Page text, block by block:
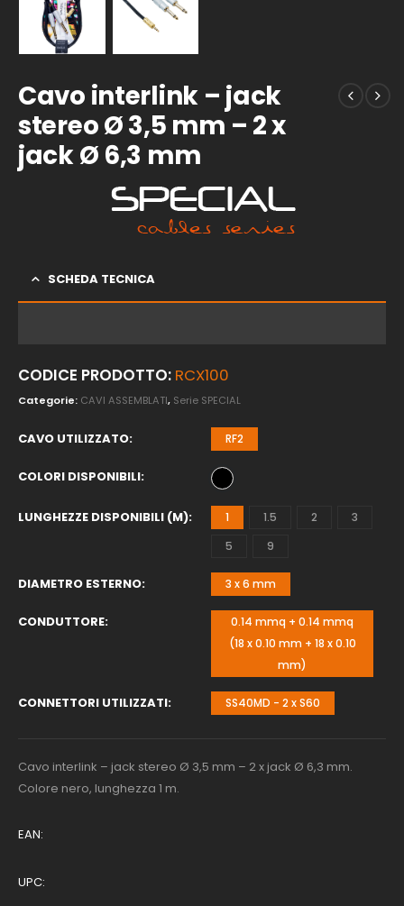
Cavo interlink – jack
stereo Ø 3,5 mm – 2 x
jack Ø 6,3 mm
SCHEDA TECNICA
CODICE PRODOTTO: RCX100
Categorie: CAVI ASSEMBLATI, Serie SPECIAL
CAVO UTILIZZATO RF2
COLORI DISPONIBILI
LUNGHEZZE DISPONIBILI (M) 1 1.5 2
3
5
9
DIAMETRO ESTERNO 3 x 6 mm
CONDUTTORE
0.14 mmq + 0.14 mmq
(18 x 0.10 mm + 18 x 0.10
mm)
CONNETTORI UTILIZZATI SS40MD - 2 x S60
Cavo interlink – jack stereo Ø 3,5 mm – 2 x jack Ø 6,3 mm.
Colore nero, lunghezza 1 m.
EAN:
UPC: